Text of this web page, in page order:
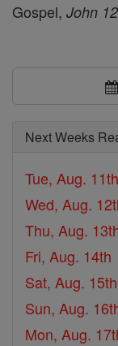
Gospel, John
Next Weeks
Tue, Aug. 11th
Wed, Aug.
Thu, Aug.
Fri, Aug. 14th
Sat, Aug. 15th
Sun, Aug.
Mon, Aug.